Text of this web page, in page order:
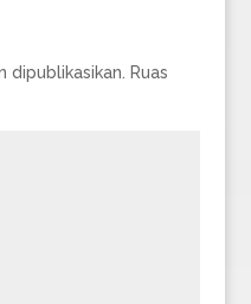
g
dipublikasikan.
Ruas